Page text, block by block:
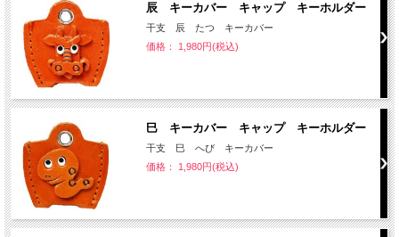
辰 キーカバー キャップ キーホルダー
干支 辰 たつ キーカバー
価格： 1,980円(税込)
巳 キーカバー キャップ キーホルダー
干支 巳 へび キーカバー
価格： 1,980円(税込)